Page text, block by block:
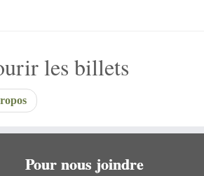
les billets
Pour nous joindre